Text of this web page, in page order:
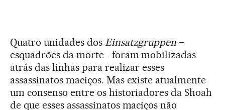
Quatro unidades dos Einsatzgruppen –
esquadrões da morte– foram mobilizadas
atrás das linhas para realizar esses
assassinatos maciços. Mas existe atualmente
um consenso entre os historiadores da Shoah
de que esses assassinatos maciços não